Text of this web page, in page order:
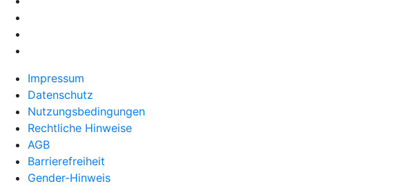
Impressum
Datenschutz
Nutzungsbedingungen
Rechtliche Hinweise
AGB
Barrierefreiheit
Gender-Hinweis